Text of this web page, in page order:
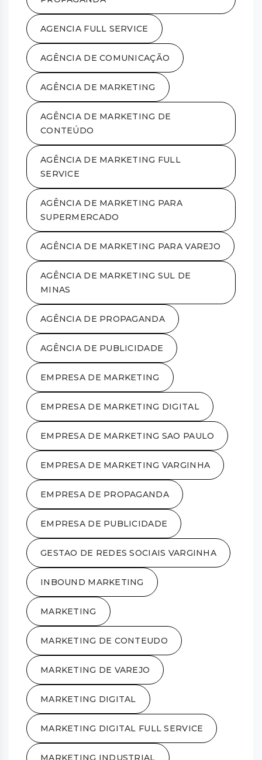
AGENCIA FULL SERVICE
AGÊNCIA DE COMUNICAÇÃO
AGÊNCIA DE MARKETING
AGÊNCIA DE MARKETING DE
CONTEÚDO
AGÊNCIA DE MARKETING FULL
SERVICE
AGÊNCIA DE MARKETING PARA
SUPERMERCADO
AGÊNCIA DE MARKETING PARA VAREJO
AGÊNCIA DE MARKETING SUL DE
MINAS
AGÊNCIA DE PROPAGANDA
AGÊNCIA DE PUBLICIDADE
EMPRESA DE MARKETING
EMPRESA DE MARKETING DIGITAL
EMPRESA DE MARKETING SAO PAULO
EMPRESA DE MARKETING VARGINHA
EMPRESA DE PROPAGANDA
EMPRESA DE PUBLICIDADE
GESTAO DE REDES SOCIAIS VARGINHA
INBOUND MARKETING
MARKETING
MARKETING DE CONTEUDO
MARKETING DE VAREJO
MARKETING DIGITAL
MARKETING DIGITAL FULL SERVICE
MARKETING INDUSTRIAL